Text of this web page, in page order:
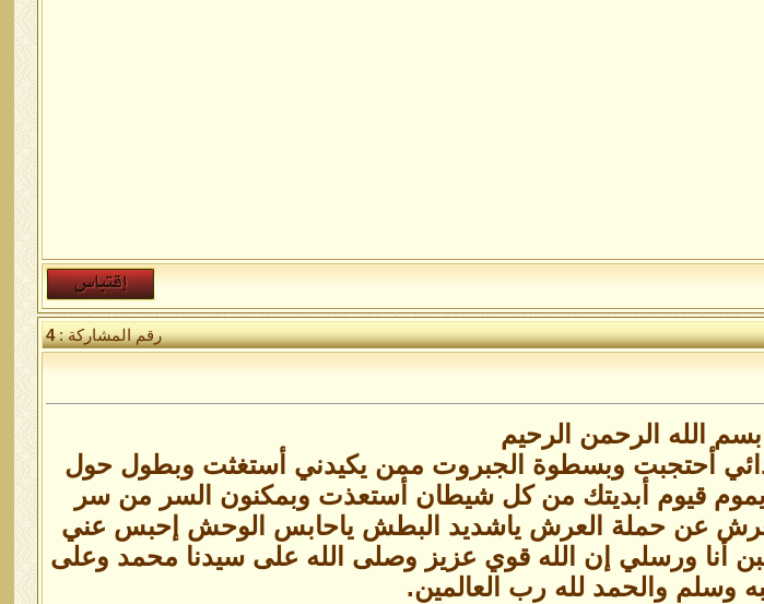
رقم المشاركة :4
بسم الله الرحمن الرحيم
أحتجبت وبسطوة الجبروت ممن يكيدني أستغثت وبطول حول
قيوم أبديتك من كل شيطان أستعذت وبمكنون السر من سر
عن حملة العرش ياشديد البطش ياحابس الوحش إحبس عني
أنا ورسلي إن الله قوي عزيز وصلى الله على سيدنا محمد وعلى
وسلم والحمد لله رب العالمين.